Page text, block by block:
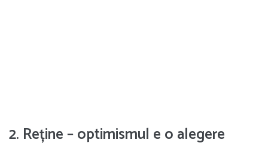
2. Reține – optimismul e o alegere